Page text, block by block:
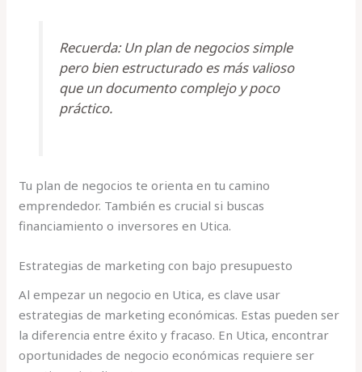
Recuerda: Un plan de negocios simple
pero bien estructurado es más valioso
que un documento complejo y poco
práctico.
Tu plan de negocios te orienta en tu camino
emprendedor. También es crucial si buscas
financiamiento o inversores en Utica.
Estrategias de marketing con bajo presupuesto
Al empezar un negocio en Utica, es clave usar
estrategias de marketing económicas. Estas pueden ser
la diferencia entre éxito y fracaso. En Utica, encontrar
oportunidades de negocio económicas requiere ser